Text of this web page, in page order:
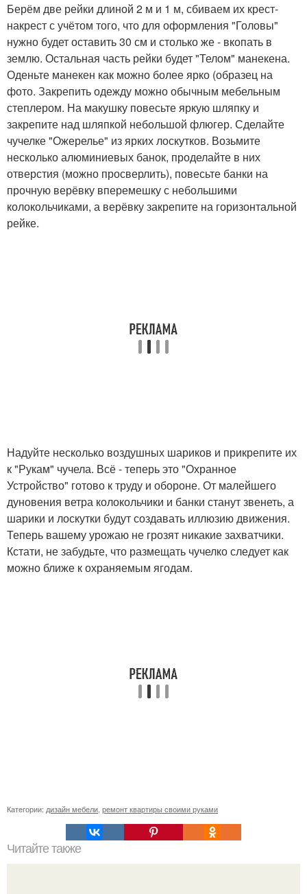
Берём две рейки длиной 2 м и 1 м, сбиваем их крест-
накрест с учётом того, что для оформления "Головы"
нужно будет оставить 30 см и столько же - вкопать в
землю. Остальная часть рейки будет "Телом" манекена.
Оденьте манекен как можно более ярко (образец на
фото. Закрепить одежду можно обычным мебельным
степлером. На макушку повесьте яркую шляпку и
закрепите над шляпкой небольшой флюгер. Сделайте
чучелке "Ожерелье" из ярких лоскутков. Возьмите
несколько алюминиевых банок, проделайте в них
отверстия (можно просверлить), повесьте банки на
прочную верёвку вперемешку с небольшими
колокольчиками, а верёвку закрепите на горизонтальной
рейке.
Надуйте несколько воздушных шариков и прикрепите их
к "Рукам" чучела. Всё - теперь это "Охранное
Устройство" готово к труду и обороне. От малейшего
дуновения ветра колокольчики и банки станут звенеть, а
шарики и лоскутки будут создавать иллюзию движения.
Теперь вашему урожаю не грозят никакие захватчики.
Кстати, не забудьте, что размещать чучелко следует как
можно ближе к охраняемым ягодам.
Категории: дизайн мебели ремонт квартиры своими руками
Читайте также